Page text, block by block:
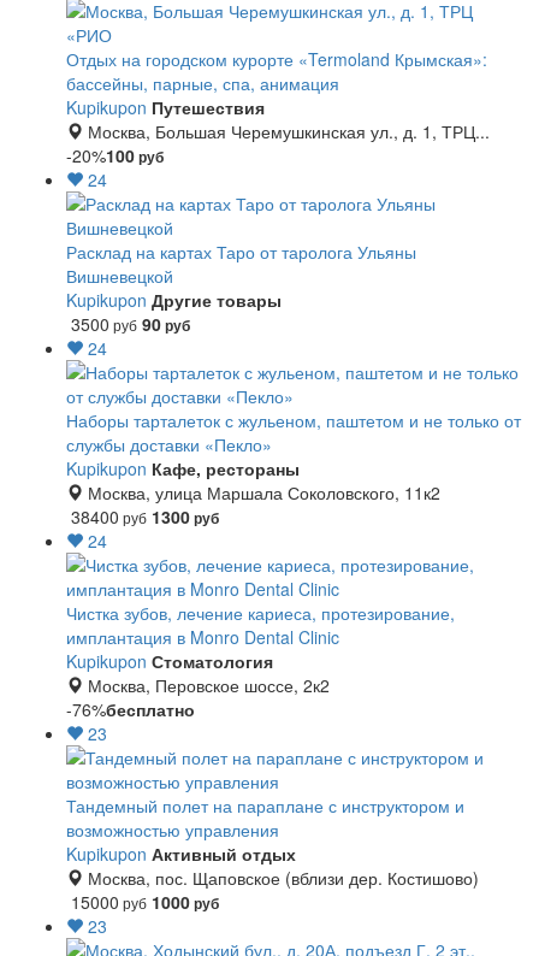
Отдых на городском курорте «Termoland Крымская»:
бассейны, парные, спа, анимация
Kupikupon Путешествия
Москва, Большая Черемушкинская ул., д. 1, ТРЦ...
-20%100руб
24
Расклад на картах Таро от таролога Ульяны
Вишневецкой
Kupikupon Другие товары
3500 руб 90руб
24
Наборы тарталеток с жульеном, паштетом и не только от
службы доставки «Пекло»
Kupikupon Кафе, рестораны
Москва, улица Маршала Соколовского, 11к2
38400 руб 1300руб
24
Чистка зубов, лечение кариеса, протезирование,
имплантация в Monro Dental Clinic
Kupikupon Стоматология
Москва, Перовское шоссе, 2к2
-76%бесплатно
23
Тандемный полет на параплане с инструктором и
возможностью управления
Kupikupon Активный отдых
Москва, пос. Щаповское (вблизи дер. Костишово)
15000 руб 1000руб
23